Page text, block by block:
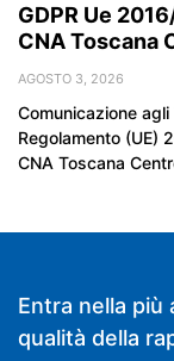
GDPR Ue
CNA Toscana
AGOSTO 3, 2026
Comunicazione
Regolamento (UE)
CNA Toscana
Entra nella più
qualità della